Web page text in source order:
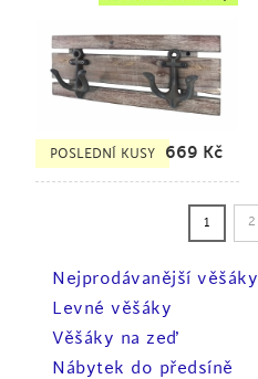
POSLEDNÍ KUSY 669 Kč
1 2
Nejprodávanější věšáky
Levné věšáky
Věšáky na zeď
Nábytek do předsíně